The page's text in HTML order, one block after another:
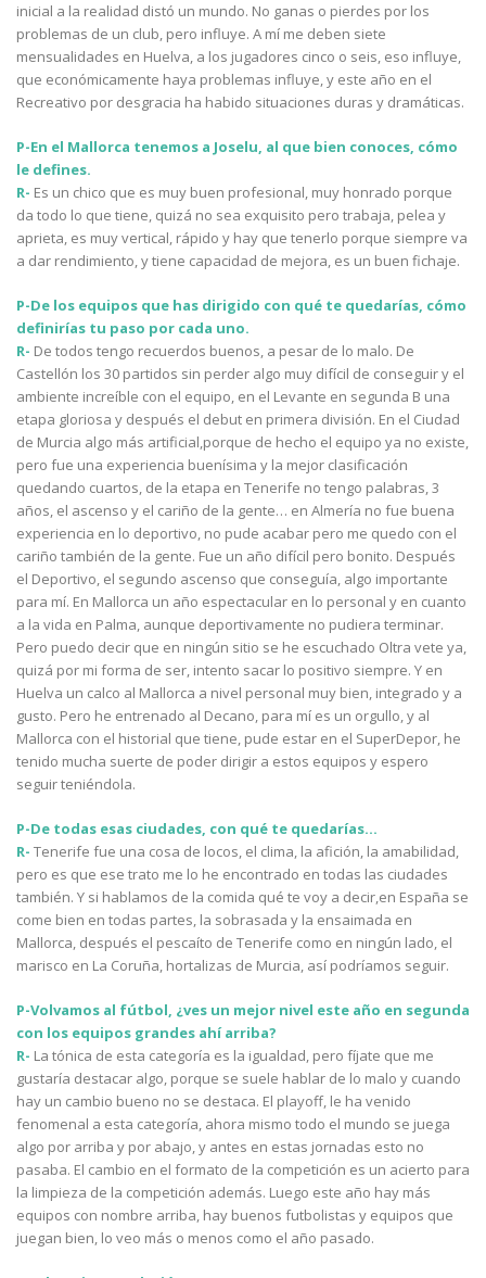
inicial a la realidad distó un mundo. No ganas o pierdes por los
problemas de un club, pero influye. A mí me deben siete
mensualidades en Huelva, a los jugadores cinco o seis, eso influye,
que económicamente haya problemas influye, y este año en el
Recreativo por desgracia ha habido situaciones duras y dramáticas.
P-En el Mallorca tenemos a Joselu, al que bien conoces, cómo
le defines.
R- Es un chico que es muy buen profesional, muy honrado porque
da todo lo que tiene, quizá no sea exquisito pero trabaja, pelea y
aprieta, es muy vertical, rápido y hay que tenerlo porque siempre va
a dar rendimiento, y tiene capacidad de mejora, es un buen fichaje.
P-De los equipos que has dirigido con qué te quedarías, cómo
definirías tu paso por cada uno.
R- De todos tengo recuerdos buenos, a pesar de lo malo. De
Castellón los 30 partidos sin perder algo muy difícil de conseguir y el
ambiente increíble con el equipo, en el Levante en segunda B una
etapa gloriosa y después el debut en primera división. En el Ciudad
de Murcia algo más artificial,porque de hecho el equipo ya no existe,
pero fue una experiencia buenísima y la mejor clasificación
quedando cuartos, de la etapa en Tenerife no tengo palabras, 3
años, el ascenso y el cariño de la gente… en Almería no fue buena
experiencia en lo deportivo, no pude acabar pero me quedo con el
cariño también de la gente. Fue un año difícil pero bonito. Después
el Deportivo, el segundo ascenso que conseguía, algo importante
para mí. En Mallorca un año espectacular en lo personal y en cuanto
a la vida en Palma, aunque deportivamente no pudiera terminar.
Pero puedo decir que en ningún sitio se he escuchado Oltra vete ya,
quizá por mi forma de ser, intento sacar lo positivo siempre. Y en
Huelva un calco al Mallorca a nivel personal muy bien, integrado y a
gusto. Pero he entrenado al Decano, para mí es un orgullo, y al
Mallorca con el historial que tiene, pude estar en el SuperDepor, he
tenido mucha suerte de poder dirigir a estos equipos y espero
seguir teniéndola.
P-De todas esas ciudades, con qué te quedarías…
R- Tenerife fue una cosa de locos, el clima, la afición, la amabilidad,
pero es que ese trato me lo he encontrado en todas las ciudades
también. Y si hablamos de la comida qué te voy a decir,en España se
come bien en todas partes, la sobrasada y la ensaimada en
Mallorca, después el pescaíto de Tenerife como en ningún lado, el
marisco en La Coruña, hortalizas de Murcia, así podríamos seguir.
P-Volvamos al fútbol, ¿ves un mejor nivel este año en segunda
con los equipos grandes ahí arriba?
R- La tónica de esta categoría es la igualdad, pero fíjate que me
gustaría destacar algo, porque se suele hablar de lo malo y cuando
hay un cambio bueno no se destaca. El playoff, le ha venido
fenomenal a esta categoría, ahora mismo todo el mundo se juega
algo por arriba y por abajo, y antes en estas jornadas esto no
pasaba. El cambio en el formato de la competición es un acierto para
la limpieza de la competición además. Luego este año hay más
equipos con nombre arriba, hay buenos futbolistas y equipos que
juegan bien, lo veo más o menos como el año pasado.